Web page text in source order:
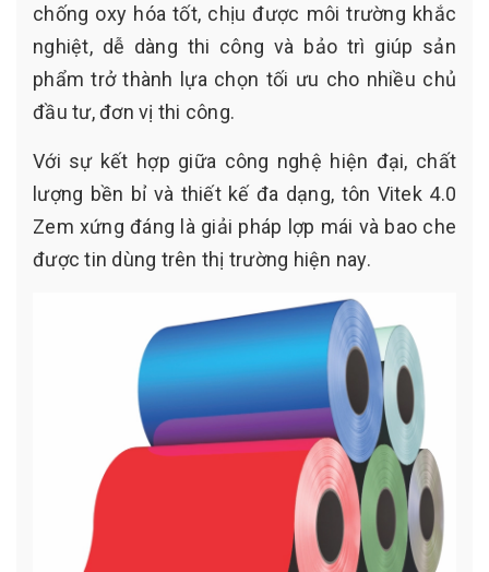
chống oxy hóa tốt, chịu được môi trường khắc
nghiệt, dễ dàng thi công và bảo trì giúp sản
phẩm trở thành lựa chọn tối ưu cho nhiều chủ
đầu tư, đơn vị thi công.
Với sự kết hợp giữa công nghệ hiện đại, chất
lượng bền bỉ và thiết kế đa dạng, tôn Vitek 4.0
Zem xứng đáng là giải pháp lợp mái và bao che
được tin dùng trên thị trường hiện nay.